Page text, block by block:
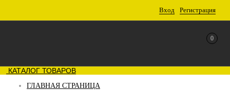
Вход Регистрация
0
КАТАЛОГ ТОВАРОВ
ГЛАВНАЯ СТРАНИЦА